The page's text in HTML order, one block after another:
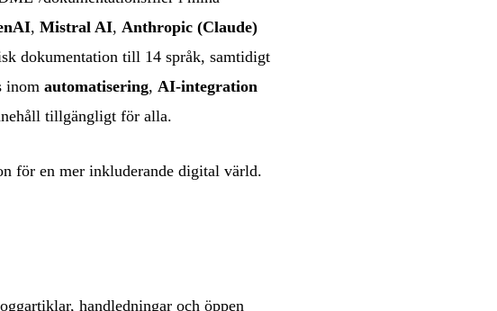
, Mistral AI, Anthropic (Claude)
dokumentation till 14 språk, samtidigt
inom automatisering, AI-integration
tillgängligt för alla.
för en mer inkluderande digital värld.
handledningar och öppen